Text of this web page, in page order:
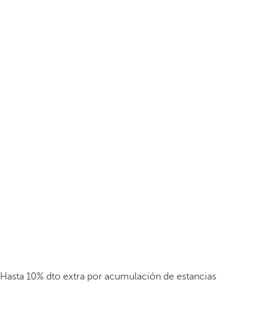
Hasta 10% dto extra por acumulación de estancias